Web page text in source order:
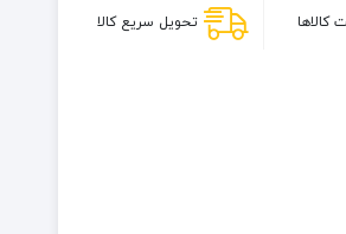
کالاها تحویل سریع کالا